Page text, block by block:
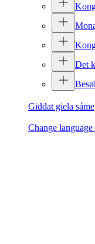
Det
Giđđat giela
Change